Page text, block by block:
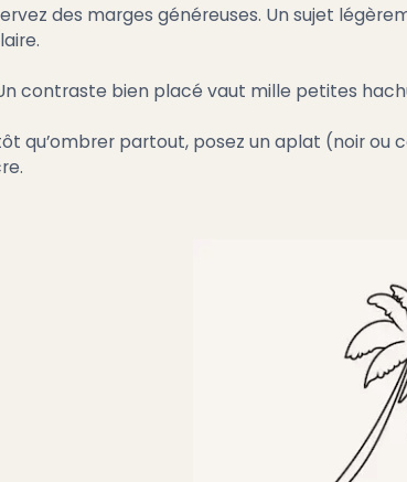
des marges généreuses. Un sujet
contraste bien placé vaut mille petites
qu’ombrer partout, posez un aplat (noir ou